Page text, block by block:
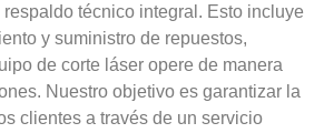
técnico integral. Esto incluye
y suministro de repuestos,
de corte láser opere de manera
Nuestro objetivo es garantizar la
clientes a través de un servicio